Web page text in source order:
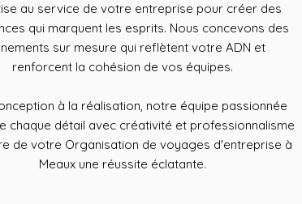
au service de votre entreprise pour créer des
qui marquent les esprits. Nous concevons des
sur mesure qui reflètent votre ADN et
renforcent la cohésion de vos équipes.
à la réalisation, notre équipe passionnée
chaque détail avec créativité et professionnalisme
de votre Organisation de voyages d'entreprise à
Meaux une réussite éclatante.